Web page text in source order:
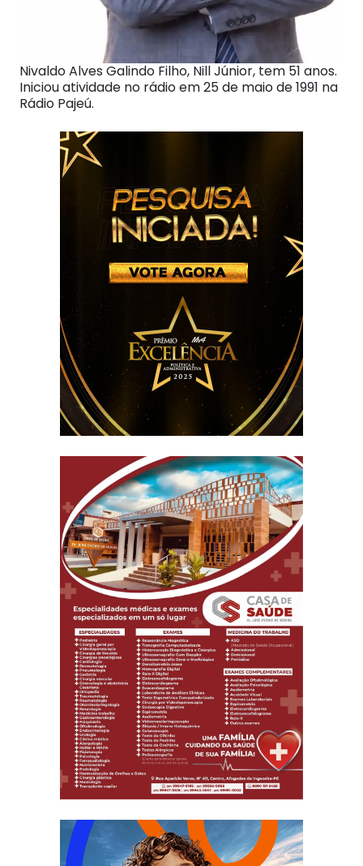
Nivaldo Alves Galindo Filho, Nill Júnior, tem 51 anos.
Iniciou atividade no rádio em 25 de maio de 1991 na
Rádio Pajeú.